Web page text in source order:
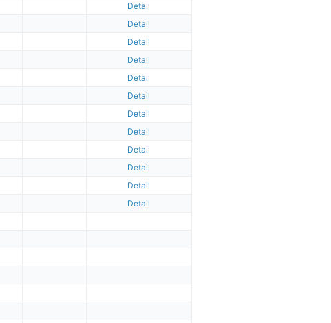
Detail
Detail
Detail
Detail
Detail
Detail
Detail
Detail
Detail
Detail
Detail
Detail